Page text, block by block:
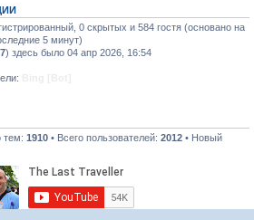
0 скрытых и 584 гостя (основано на
5 минут)
) здесь было 04 апр 2026, 16:54
тем: 1910 • Всего пользователей: 2012 • Новый